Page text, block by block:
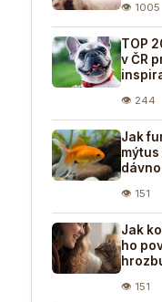
👁 1005
TOP
v ČR
👁 244
Jak
👁 151
Jak
ho
👁 151